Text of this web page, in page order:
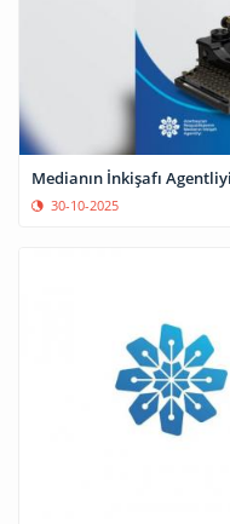
Medianın İnkişafı
30-10-2025